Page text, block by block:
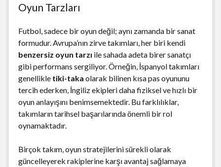
Oyun Tarzları
Futbol, sadece bir oyun değil; aynı zamanda bir sanat
formudur. Avrupa’nın zirve takımları, her biri kendi
benzersiz oyun tarzı ile sahada adeta birer sanatçı
gibi performans sergiliyor. Örneğin, İspanyol takımları
genellikle tiki-taka olarak bilinen kısa pas oyununu
tercih ederken, İngiliz ekipleri daha fiziksel ve hızlı bir
oyun anlayışını benimsemektedir. Bu farklılıklar,
takımların tarihsel başarılarında önemli bir rol
oynamaktadır.
Birçok takım, oyun stratejilerini sürekli olarak
güncelleyerek rakiplerine karşı avantaj sağlamaya